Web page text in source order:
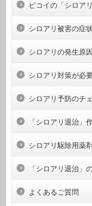
ピコイの「シロア
シロアリ被害の症
シロアリの発生原
シロアリ対策が必
シロアリ予防のチ
「シロアリ退治」
シロアリ駆除用薬
「シロアリ退治」
よくあるご質問